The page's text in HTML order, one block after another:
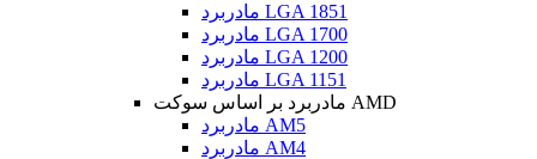
مادربرد LGA 1851
مادربرد LGA 1700
مادربرد LGA 1200
مادربرد LGA 1151
مادربرد بر اساس سوکت AMD
مادربرد AM5
مادربرد AM4